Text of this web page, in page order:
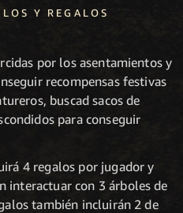
Y REGALOS
por los asentamientos y
recompensas festivas
buscad sacos de
para conseguir
4 regalos por jugador y
interactuar con 3 árboles de
también incluirán 2 de